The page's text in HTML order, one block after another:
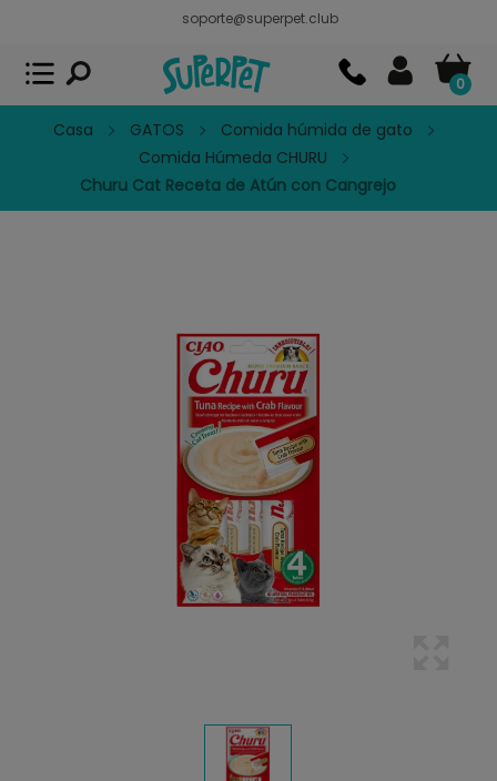
soporte@superpet.club
0
Casa GATOS
Comida húmida de gato
Comida Húmeda CHURU
Churu Cat Receta de Atún con Cangrejo
Superpet, comida para mascotas
APP GRATIS - En Google Play